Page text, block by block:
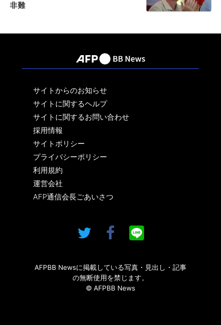
非難
サイトからのお知らせ
サイトに関するヘルプ
サイトに関するお問い合わせ
採用情報
サイトポリシー
プライバシーポリシー
利用規約
運営会社
AFP通信会長ごあいさつ
AFPBB Newsに掲載している写真・見出し・記事
の無断使用を禁じます。
© AFPBB News